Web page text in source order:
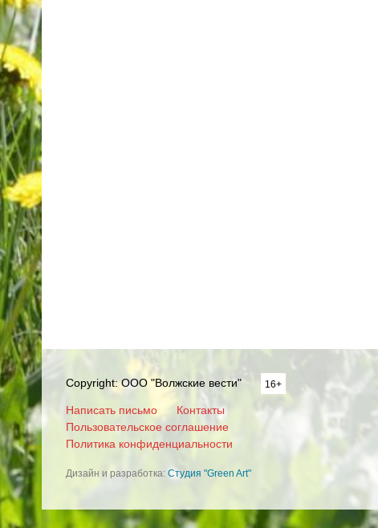
Copyright: ООО "Волжские вести" 16+
Написать письмо
Контакты
Пользовательское соглашение
Политика конфиденциальности
Дизайн и разработка: Студия "Green Art"